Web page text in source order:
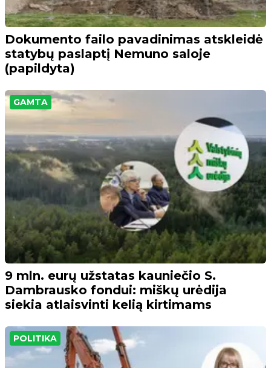
Dokumento failo pavadinimas atskleidė
statybų paslaptį Nemuno saloje
(papildyta)
GAMTA
9 mln. eurų užstatas kauniečio S.
Dambrausko fondui: miškų urėdija
siekia atlaisvinti kelią kirtimams
POLITIKA